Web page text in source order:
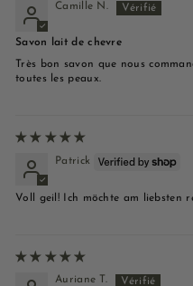
Camille N.
Savon lait de chevre
Très bon savon que nous
toutes les peaux.
Patrick
Voll geil! Ich möchte am liebsten
Auriane T.